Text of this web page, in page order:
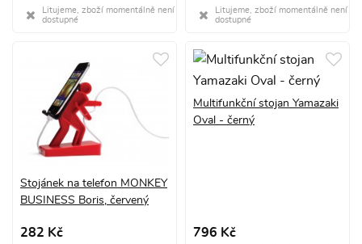
Litujeme, zboží momentálně není
dostupné
Litujeme, zboží momentálně není
dostupné
Stojánek na telefon MONKEY
BUSINESS Boris, červený
282 Kč
Multifunkční stojan Yamazaki
Oval - černý
796 Kč